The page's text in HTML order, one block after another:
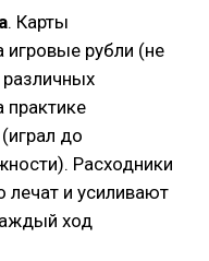
. Карты
рубли (не
до
Расходники
лечат и усиливают
ход